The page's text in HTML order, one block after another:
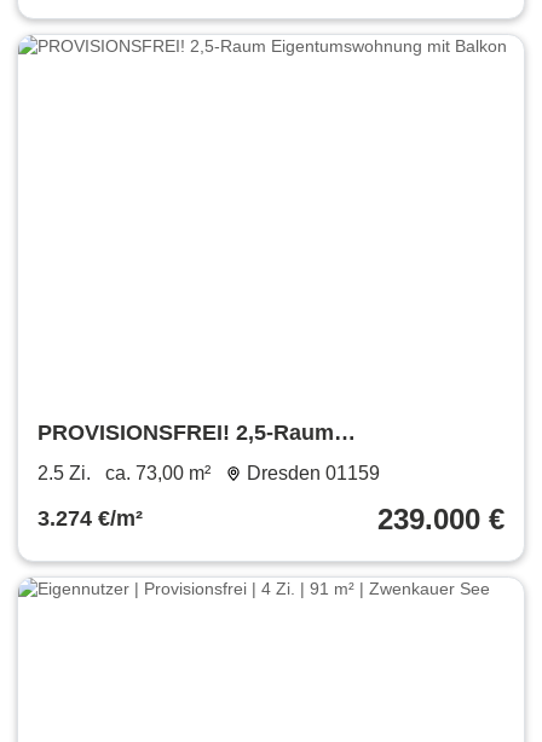
PROVISIONSFREI! 2,5-Raum
Eigentumswohnung mit Balkon
2.5 Zi. ca. 73,00 m² Dresden 01159
3.274 €/m² 239.000 €